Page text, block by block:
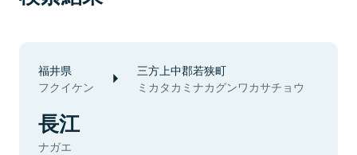
福井県
フクイケン
三方上中郡若狭町
ミカタカミナカグンワカサチョウ
長江
ナガエ